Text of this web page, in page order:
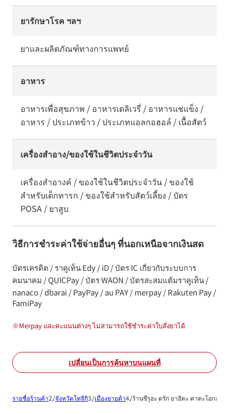
ยารักษาโรค ฯลฯ
ยาและผลิตภัณฑ์ทางการแพทย์
อาหาร
อาหารเพื่อสุขภาพ / อาหารเดลิเวรี่ / อาหารแช่แข็ง /
อาหาร / ประเภทข้าว / ประเภทแอลกอฮอล์ / เนื้อสัตว์
เครื่องสำอาง/ของใช้ในชีวิตประจำวัน
เครื่องสำอางค์ / ของใช้ในชีวิตประจำวัน / ของใช้
สำหรับเด็กทารก / ของใช้สำหรับสัตว์เลี้ยง / บัตร
POSA / ยาสูบ
วิธีการชำระค่าใช้จ่ายอื่นๆ ที่นอกเหนือจากเงินสด
บัตรเครดิต / ราคูเท็น Edy / iD / บัตร IC เกี่ยวกับระบบการ
คมนาคม / QUICPay / บัตร WAON / บัตรสะสมแต้มราคูเท็น /
nanaco / dbarai / PayPay / au PAY / merpay / Rakuten Pay /
FamiPay
※Merpay และคะแนนต่างๆ ไม่สามารถใช้ชำระค่าใบสั่งยาได้
เปลี่ยนเป็นการค้นหาบนแผนที่
รายชื่อร้านค้า จังหวัดโทจิกิ เมืองยายต้า ร้านซึรุฮะ ดรัก ยาอิตะ คาตะโอกะ